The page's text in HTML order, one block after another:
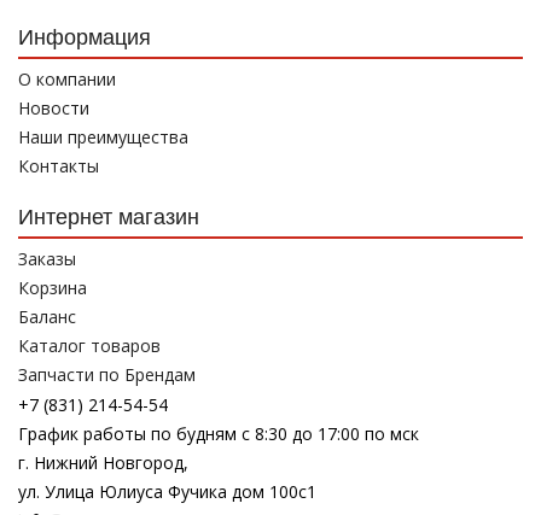
Информация
О компании
Новости
Наши преимущества
Контакты
Интернет магазин
Заказы
Корзина
Баланс
Каталог товаров
Запчасти по Брендам
+7 (831) 214-54-54
График работы по будням с 8:30 до 17:00 по мск
г. Нижний Новгород,
ул. Улица Юлиуса Фучика дом 100с1